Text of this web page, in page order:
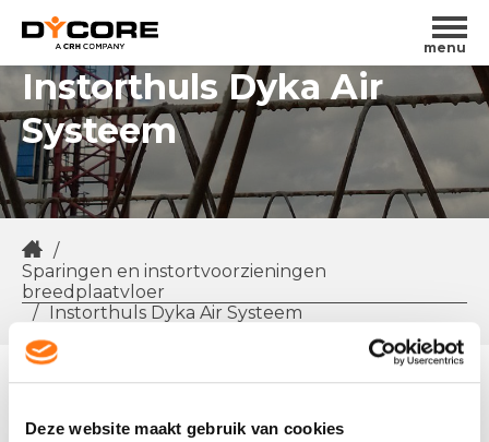
Deze website maakt gebruik van cookies
menu
Instorthuls Dyka Air
Systeem
/
Sparingen en instortvoorzieningen
breedplaatvloer
/ Instorthuls Dyka Air Systeem
ventilatiesysteem, dat bestaat uit ovale kanalen en